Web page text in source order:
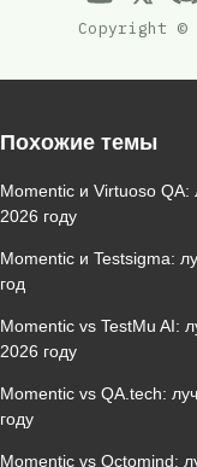
Copyright ©
Похожие темы
Momentic и Virtuoso
2026 году
Momentic и Testsigma:
год
Momentic vs TestMu AI:
2026 году
Momentic vs QA.tech:
году
Momentic vs Octomind: